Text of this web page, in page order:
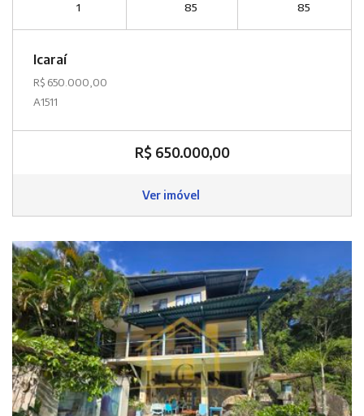
1 85 85
Icaraí
R$ 650.000,00
A1511
R$ 650.000,00
Ver imóvel